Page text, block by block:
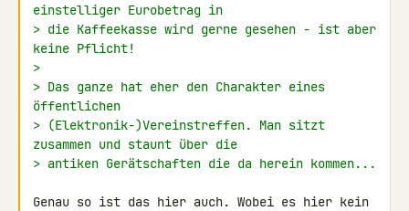
einstelliger Eurobetrag in
> die Kaffeekasse wird gerne gesehen - ist aber
keine Pflicht!
>
> Das ganze hat eher den Charakter eines
öffentlichen
> (Elektronik-)Vereinstreffen. Man sitzt
zusammen und staunt über die
> antiken Gerätschaften die da herein kommen...
Genau so ist das hier auch. Wobei es hier kein